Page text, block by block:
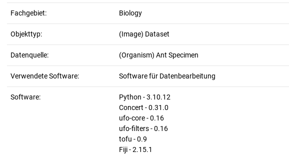
Fachgebiet: Biology
Objekttyp: (Image) Dataset
Datenquelle: (Organism) Ant Specimen
Verwendete Software: Software für Datenbearbeitung
Software:
Python - 3.10.12
Concert - 0.31.0
ufo-core - 0.16
ufo-filters - 0.16
tofu - 0.9
Fiji - 2.15.1